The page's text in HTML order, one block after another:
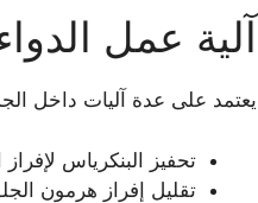
آلية عمل
يعتمد على عدة آليات داخل
تحفيز البنكرياس
تقليل إفراز هرمون